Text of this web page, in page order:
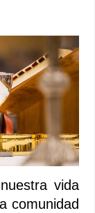
vida
comunidad